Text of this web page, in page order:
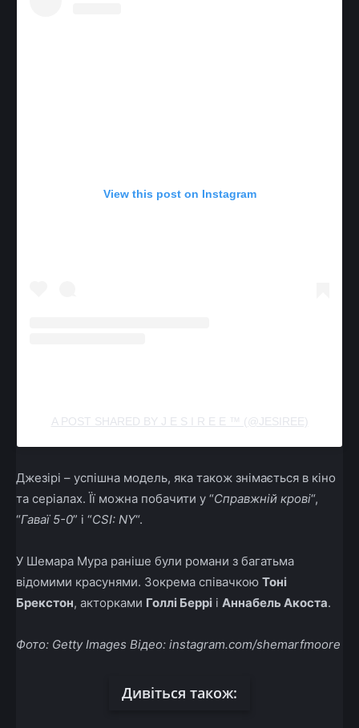
View this post on Instagram
A POST SHARED BY J E S I R E E ™ (@JESIREE)
Джезірі – успішна модель, яка також знімається в кіно
та серіалах. Її можна побачити у “Справжній крові“,
“Гаваї 5-0” і “CSI: NY“.
У Шемара Мура раніше були романи з багатьма
відомими красунями. Зокрема співачкою Тоні
Брекстон, акторками Голлі Беррі і Аннабель Акоста.
Фото: Getty Images Відео: instagram.com/shemarfmoore
Дивіться також: